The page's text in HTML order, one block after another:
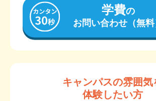
学費の
お問い合わせ（無料
キャンパスの雰囲気
体験したい方